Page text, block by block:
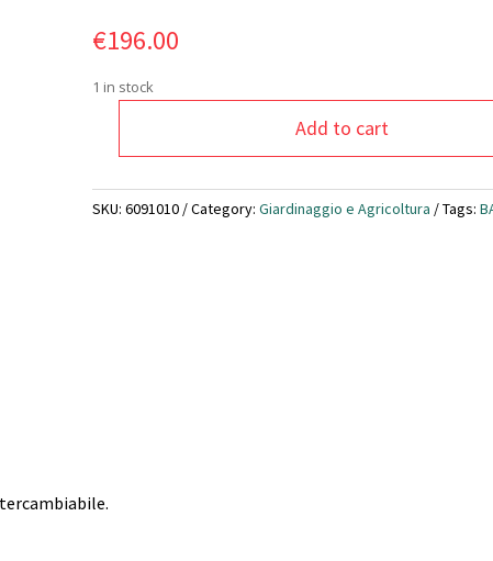
€196.00
1 in stock
potatura
a
Add to cart
SKU: 6091010 Category: Giardinaggio e Agricoltura Tags: